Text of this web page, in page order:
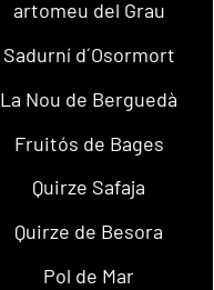
artomeu del Grau
Sadurní d´Osormort
La Nou de Berguedà
Fruitós de Bages
Quirze Safaja
Quirze de Besora
Pol de Mar